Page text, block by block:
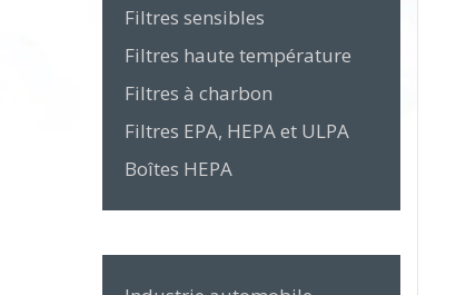
Filtres sensibles
Filtres haute température
Filtres à charbon
Filtres EPA, HEPA et ULPA
Boîtes HEPA